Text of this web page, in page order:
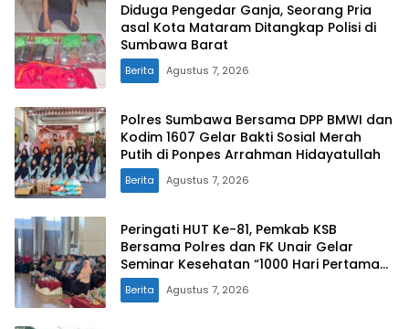
Diduga Pengedar Ganja, Seorang Pria
asal Kota Mataram Ditangkap Polisi di
Sumbawa Barat
Berita Agustus 7, 2026
Polres Sumbawa Bersama DPP BMWI dan
Kodim 1607 Gelar Bakti Sosial Merah
Putih di Ponpes Arrahman Hidayatullah
Berita Agustus 7, 2026
Peringati HUT Ke-81, Pemkab KSB
Bersama Polres dan FK Unair Gelar
Seminar Kesehatan “1000 Hari Pertama
Kehidupan”
Berita Agustus 7, 2026